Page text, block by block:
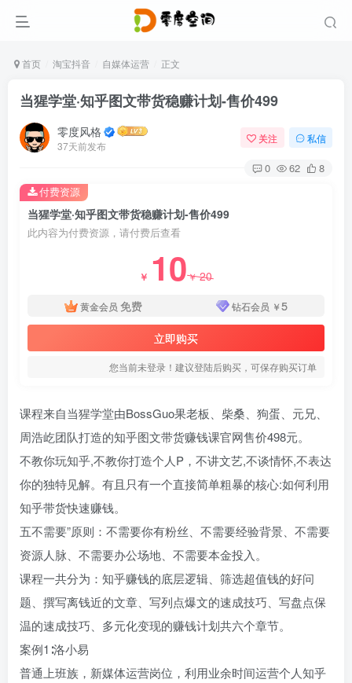
首页 淘宝抖音 自媒体运营 正文
当猩学堂·知乎图文带货稳赚计划-售价499
零度风格
37天前发布
关注 私信
0 62 8
当猩学堂·知乎图文带货稳赚计划-售价499
此内容为付费资源，请付费后查看
￥ 10￥20
黄金会员 免费 钻石会员 ￥5
立即购买
您当前未登录！建议登陆后购买，可保存购买订单
付费资源
课程来自当猩学堂由BossGuo果老板、柴桑、狗蛋、元兄、
周浩屹团队打造的知乎图文带货赚钱课官网售价498元。
不教你玩知乎,不教你打造个人P，不讲文艺,不谈情怀,不表达
你的独特见解。有且只有一个直接简单粗暴的核心:如何利用
知乎带货快速赚钱。
五不需要”原则：不需要你有粉丝、不需要经验背景、不需要
资源人脉、不需要办公场地、不需要本金投入。
课程一共分为：知乎赚钱的底层逻辑、筛选超值钱的好问
题、撰写离钱近的文章、写列点爆文的速成技巧、写盘点保
温的速成技巧、多元化变现的赚钱计划共六个章节。
案例1∶洛小易
普通上班族，新媒体运营岗位，利用业余时间运营个人知乎